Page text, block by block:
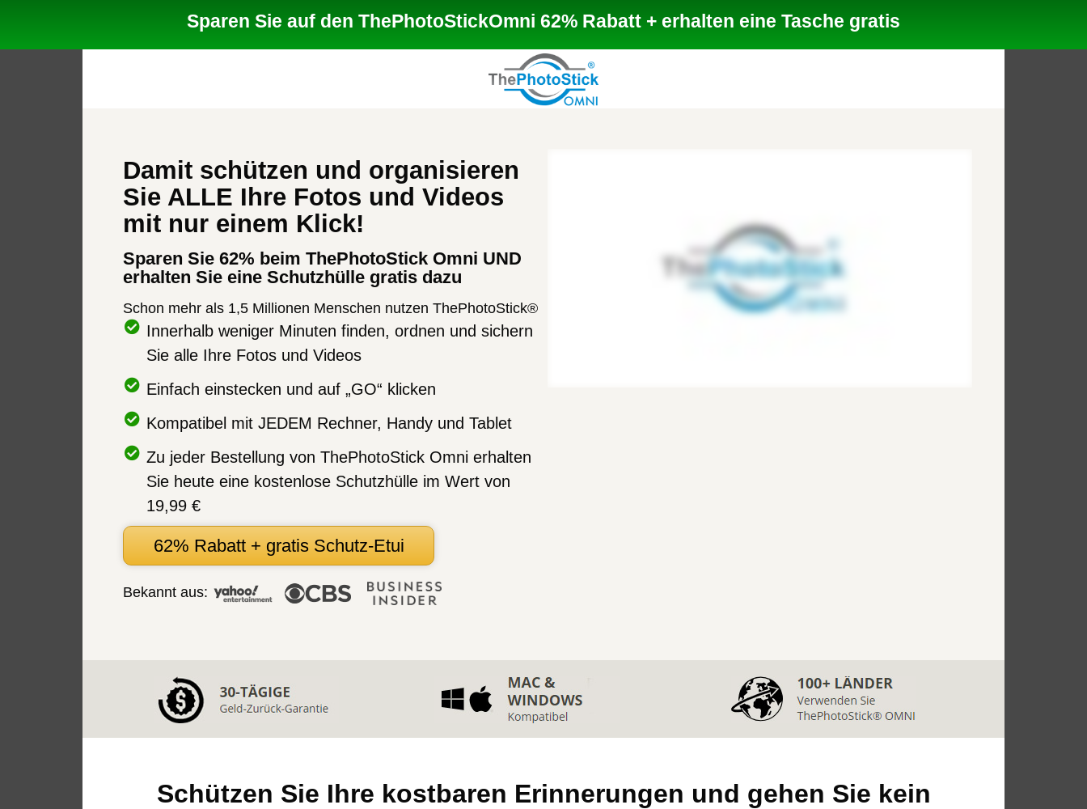
Sparen Sie auf den ThePhotoStickOmni 62% Rabatt + erhalten eine Tasche gratis
Damit schützen und organisieren
Sie ALLE Ihre Fotos und Videos
mit nur einem Klick!
Sparen Sie 62% beim ThePhotoStick Omni UND
erhalten Sie eine Schutzhülle gratis dazu
Schon mehr als 1,5 Millionen Menschen nutzen ThePhotoStick®
Innerhalb weniger Minuten finden, ordnen und sichern
Sie alle Ihre Fotos und Videos
Einfach einstecken und auf „GO“ klicken
Kompatibel mit JEDEM Rechner, Handy und Tablet
Zu jeder Bestellung von ThePhotoStick Omni erhalten
Sie heute eine kostenlose Schutzhülle im Wert von
19,99 €
62% Rabatt + gratis Schutz-Etui
Bekannt aus:
Schützen Sie Ihre kostbaren Erinnerungen und gehen Sie kein